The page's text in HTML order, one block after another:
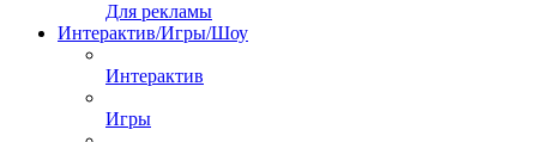
Для рекламы
Интерактив/Игры/Шоу
Интерактив
Игры